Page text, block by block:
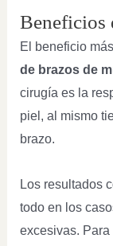
Beneficios
El beneficio
de brazos de
cirugía es la
piel, al mismo
brazo.
Los resultados
todo en los
excesivas.